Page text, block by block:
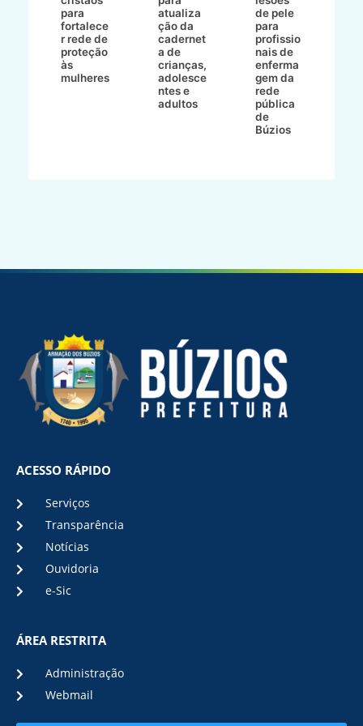
para
fortalece
r rede de
proteção
às
mulheres
atualiza
ção da
cadernet
a de
crianças,
adolesce
ntes e
adultos
de pele
para
profissio
nais de
enferma
gem da
rede
pública
de
Búzios
ACESSO RÁPIDO
Serviços
Transparência
Notícias
Ouvidoria
e-Sic
ÁREA RESTRITA
Administração
Webmail